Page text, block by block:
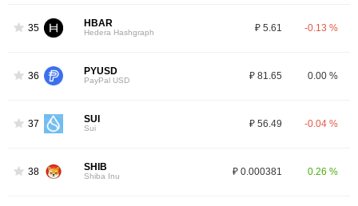
35 HBAR
Hedera Hashgraph ₽ 5.61 -0.13 %
36 PYUSD
PayPal USD ₽ 81.65 0.00 %
37 SUI
Sui ₽ 56.49 -0.04 %
38 SHIB
Shiba Inu ₽ 0.000381 0.26 %